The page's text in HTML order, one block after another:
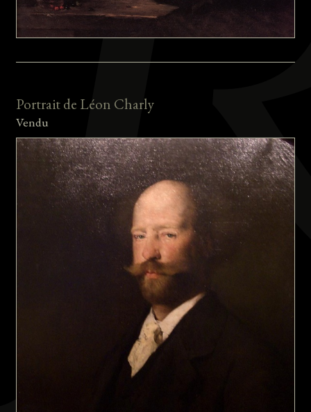
Portrait de Léon Charly
Vendu